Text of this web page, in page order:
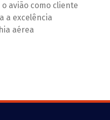
avião como cliente
a excelência
aérea